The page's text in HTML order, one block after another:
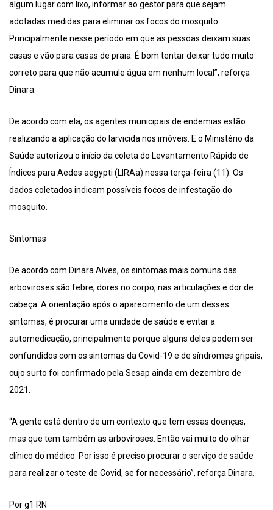
algum lugar com lixo, informar ao gestor para que sejam
adotadas medidas para eliminar os focos do mosquito.
Principalmente nesse período em que as pessoas deixam suas
casas e vão para casas de praia. É bom tentar deixar tudo muito
correto para que não acumule água em nenhum local”, reforça
Dinara.
De acordo com ela, os agentes municipais de endemias estão
realizando a aplicação do larvicida nos imóveis. E o Ministério da
Saúde autorizou o início da coleta do Levantamento Rápido de
Índices para Aedes aegypti (LIRAa) nessa terça-feira (11). Os
dados coletados indicam possíveis focos de infestação do
mosquito.
Sintomas
De acordo com Dinara Alves, os sintomas mais comuns das
arboviroses são febre, dores no corpo, nas articulações e dor de
cabeça. A orientação após o aparecimento de um desses
sintomas, é procurar uma unidade de saúde e evitar a
automedicação, principalmente porque alguns deles podem ser
confundidos com os sintomas da Covid-19 e de síndromes gripais,
cujo surto foi confirmado pela Sesap ainda em dezembro de
2021.
“A gente está dentro de um contexto que tem essas doenças,
mas que tem também as arboviroses. Então vai muito do olhar
clínico do médico. Por isso é preciso procurar o serviço de saúde
para realizar o teste de Covid, se for necessário”, reforça Dinara.
Por g1 RN